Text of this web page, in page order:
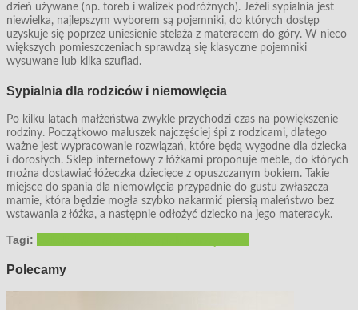
dzień używane (np. toreb i walizek podróżnych). Jeżeli sypialnia jest
niewielka, najlepszym wyborem są pojemniki, do których dostęp
uzyskuje się poprzez uniesienie stelaża z materacem do góry. W nieco
większych pomieszczeniach sprawdzą się klasyczne pojemniki
wysuwane lub kilka szuflad.
Sypialnia dla rodziców i niemowlęcia
Po kilku latach małżeństwa zwykle przychodzi czas na powiększenie
rodziny. Początkowo maluszek najczęściej śpi z rodzicami, dlatego
ważne jest wypracowanie rozwiązań, które będą wygodne dla dziecka
i dorosłych. Sklep internetowy z łóżkami proponuje meble, do których
można dostawiać łóżeczka dziecięce z opuszczanym bokiem. Takie
miejsce do spania dla niemowlęcia przypadnie do gustu zwłaszcza
mamie, która będzie mogła szybko nakarmić piersią maleństwo bez
wstawania z łóżka, a następnie odłożyć dziecko na jego materacyk.
Tagi:
Polecamy